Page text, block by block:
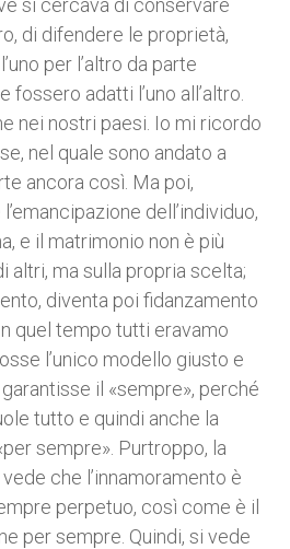
si cercava di conservare
di difendere le proprietà,
per l’altro da parte
fossero adatti l’uno all’altro.
nei nostri paesi. Io mi ricordo
nel quale sono andato a
ancora così. Ma poi,
dell’individuo,
e il matrimonio non è più
altri, ma sulla propria scelta;
diventa poi fidanzamento
quel tempo tutti eravamo
l’unico modello giusto e
il «sempre», perché
tutto e quindi anche la
sempre». Purtroppo, la
che l’innamoramento è
perpetuo, così come è il
per sempre. Quindi, si vede